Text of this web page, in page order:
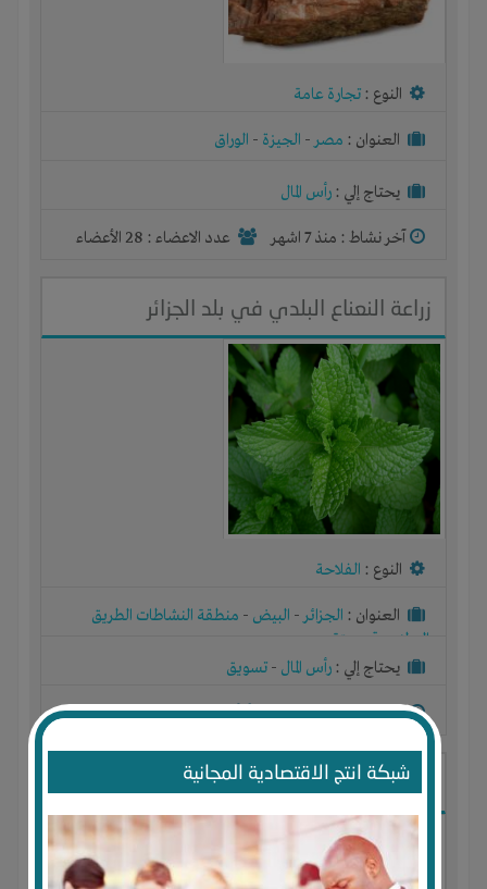
شبكة انتج الاقتصادية المجانية
النوع : تجارة عامة
العنوان : مصر- الجيزة - الوراق
يحتاج إلي : رأس المال
آخر نشاط : منذ 7 اشهر عدد الاعضاء : 28 الأعضاء
زراعة النعناع البلدي في بلد الجزائر
النوع : الفلاحة
العنوان : الجزائر- البيض - منطقة النشاطات الطريق
الوطني رقم ستة
يحتاج إلي : رأس المال - تسويق
آخر نشاط :منذ 8 اشهر عدد الاعضاء : 0 الأعضاء
انتاج زيت اركان ومواد تجميل طبيعية